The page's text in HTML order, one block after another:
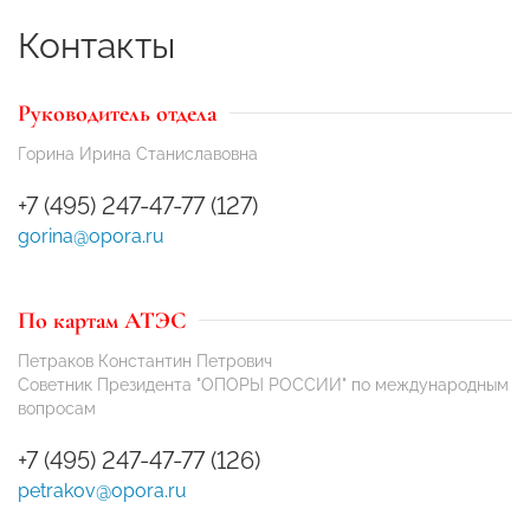
Контакты
Руководитель отдела
Горина Ирина Станиславовна
+7 (495) 247-47-77 (127)
gorina@opora.ru
По картам АТЭС
Петраков Константин Петрович
Советник Президента "ОПОРЫ РОССИИ" по международным
вопросам
+7 (495) 247-47-77 (126)
petrakov@opora.ru